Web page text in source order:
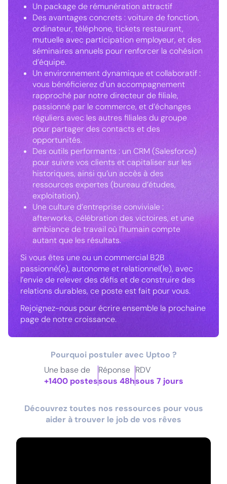
Un package de rémunération attractif
Des avantages concrets : voiture de fonction,
ordinateur, téléphone, tickets restaurant,
mutuelle avec participation employeur, et des
séminaires annuels pour renforcer la cohésion
d’équipe.
Un environnement dynamique et collaboratif :
vous bénéficierez d’un accompagnement
rapproché par notre directeur de filiale,
passionné par le commerce, et d’échanges
réguliers avec les autres filiales du groupe
pour partager des contacts et des
opportunités.
Des outils performants : un CRM (Salesforce)
pour suivre vos clients et capitaliser sur les
historiques, ainsi qu’un accès à des
ressources expertes (bureau d’études,
exploitation).
Une culture d’entreprise conviviale :
afterworks, célébration des victoires, et une
ambiance de travail où l’humain compte
autant que les résultats.
Si vous êtes une ou un commercial B2B
passionné(e), autonome et relationnel(le), avec
l’envie de relever des défis et de construire des
relations durables, ce poste est fait pour vous.
Rejoignez-nous pour écrire ensemble la prochaine
page de notre croissance.
Pourquoi postuler avec Uptoo ?
Une base de
+1400 postes
Réponse
sous 48h
RDV
sous 7 jours
Découvrez toutes nos ressources pour vous
aider à trouver le job de vos rêves